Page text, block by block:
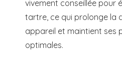
vivement conseillée pour
tartre, ce qui prolonge la
appareil et maintient ses
optimales.